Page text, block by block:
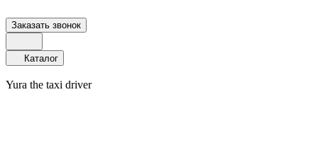
Заказать звонок
Каталог
Yura the taxi driver